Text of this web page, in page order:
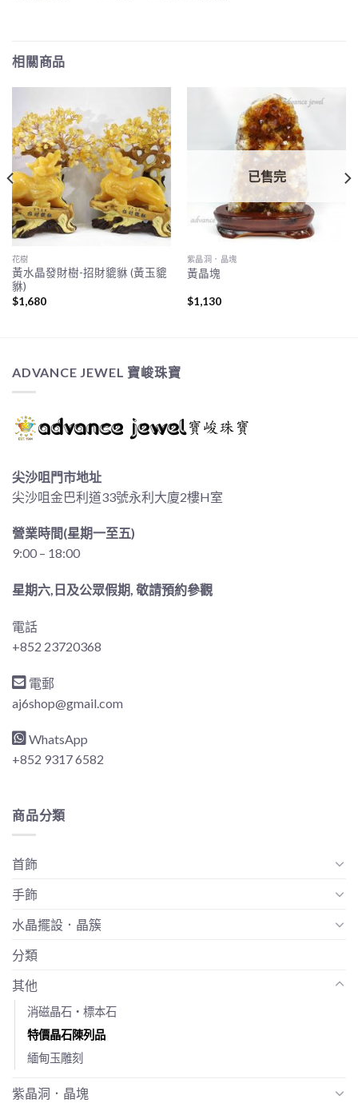
相關商品
花樹
黃水晶發財樹-招財貔貅 (黃玉貔
貅)
$1,680
已售完
紫晶洞．晶塊
黃晶塊
$1,130
ADVANCE JEWEL 寶峻珠寶
尖沙咀門市地址
尖沙咀金巴利道33號永利大廈2樓H室
營業時間(星期一至五)
9:00 – 18:00
星期六,日及公眾假期, 敬請預約參觀
電話
+852 23720368
電郵
aj6shop@gmail.com
WhatsApp
+852 9317 6582
商品分類
首飾
手飾
水晶擺設．晶簇
分類
其他
消磁晶石‧標本石
特價晶石陳列品
緬甸玉雕刻
紫晶洞．晶塊